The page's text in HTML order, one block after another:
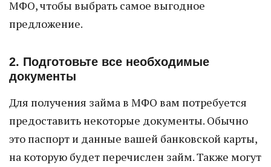
МФО, чтобы выбрать самое выгодное
предложение.
2. Подготовьте все необходимые
документы
Для получения займа в МФО вам потребуется
предоставить некоторые документы. Обычно
это паспорт и данные вашей банковской карты,
на которую будет перечислен займ. Также могут